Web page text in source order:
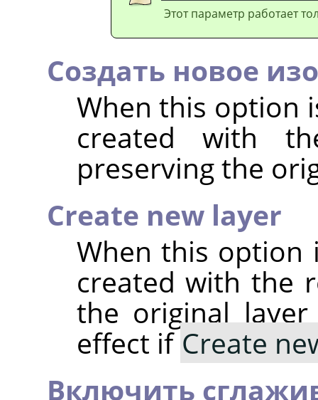
Этот параметр работает
Создать новое
When this option
created with
preserving the
Create new layer
When this option
created with the
the original
effect ifCreate
Включить